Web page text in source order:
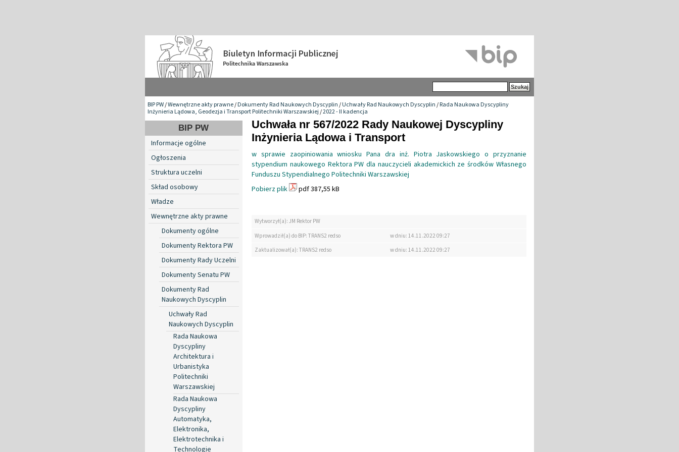
BIP PW/Wewnętrzne akty prawne/Dokumenty Rad Naukowych Dyscyplin/Uchwały Rad Naukowych Dyscyplin/Rada Naukowa Dyscypliny
Inżynieria Lądowa, Geodezja i Transport Politechniki Warszawskiej/2022 - II kadencja
BIP PW
Informacje ogólne
Ogłoszenia
Struktura uczelni
Skład osobowy
Władze
Wewnętrzne akty prawne
Dokumenty ogólne
Dokumenty Rektora PW
Dokumenty Rady Uczelni
Dokumenty Senatu PW
Dokumenty Rad
Naukowych Dyscyplin
Uchwały Rad
Naukowych Dyscyplin
Rada Naukowa
Dyscypliny
Architektura i
Urbanistyka
Politechniki
Warszawskiej
Rada Naukowa
Dyscypliny
Automatyka,
Elektronika,
Elektrotechnika i
Technologie
Uchwała nr 567/2022 Rady Naukowej Dyscypliny
Inżynieria Lądowa i Transport
w sprawie zaopiniowania wniosku Pana dra inż. Piotra Jaskowskiego o przyznanie
stypendium naukowego Rektora PW dla nauczycieli akademickich ze środków Własnego
Funduszu Stypendialnego Politechniki Warszawskiej
Pobierz plik
pdf 387,55 kB
Wytworzył(a): JM Rektor PW
Wprowadził(a) do BIP: TRANS2 redso
w dniu: 14.11.2022 09:27
Zaktualizował(a): TRANS2 redso
w dniu: 14.11.2022 09:27